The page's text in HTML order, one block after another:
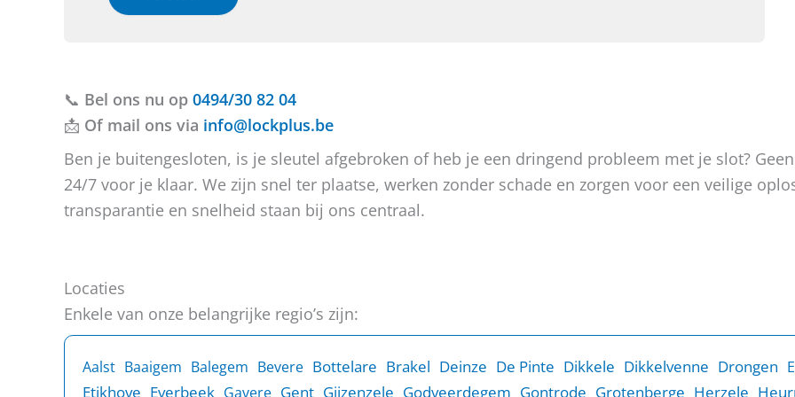
e
g
n
?
e
c
t
📞 Bel ons nu op 0494/30 82 04
📩 Of mail ons via info@lockplus.be
Ben je buitengesloten, is je sleutel afgebroken of heb je een dringend probleem met je slot?
24/7 voor je klaar. We zijn snel ter plaatse, werken zonder schade en zorgen voor een veilige
transparantie en snelheid staan bij ons centraal.
Locaties
Enkele van onze belangrijke regio’s zijn:
Aalst Baaigem Balegem Bevere Bottelare Brakel Deinze De Pinte Dikkele Dikkelvenne Drongen
Etikhove Everbeek Gavere Gent Gijzenzele Godveerdegem Gontrode Grotenberge Herzele